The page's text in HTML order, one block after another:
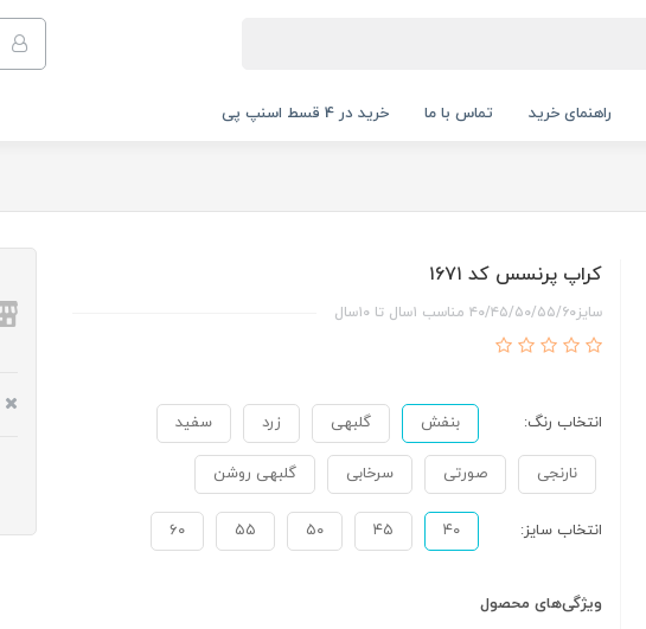
راهنمای خرید تماس با ما خرید در 4 قسط اسنپ پی
کراپ پرنسس کد ۱۶۷۱
سایز۴۰/۴۵/۵۰/۵۵/۶۰ مناسب ۱سال تا ۱۰سال
انتخاب رنگ: بنفش گلبهی زرد سفید
نارنجی صورتی سرخابی گلبهی روشن
انتخاب سایز: ۴۰ ۴۵ ۵۰ ۵۵ ۶۰
ویژگی‌های محصول